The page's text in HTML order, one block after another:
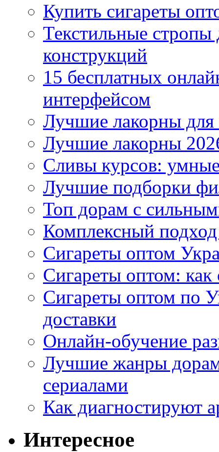
Купить сигареты
Текстильные
конструкций
15 бесплатных
интерфейсом
Лучшие лакорны для
Лучшие лакорны
Сливы курсов:
Лучшие подборки
Топ дорам с
Комплексный
Сигареты оптом
Сигареты оптом: как
Сигареты оптом по
доставки
Онлайн-обучение
Лучшие жанры дорам
сериалами
Как диагностируют
Интересное